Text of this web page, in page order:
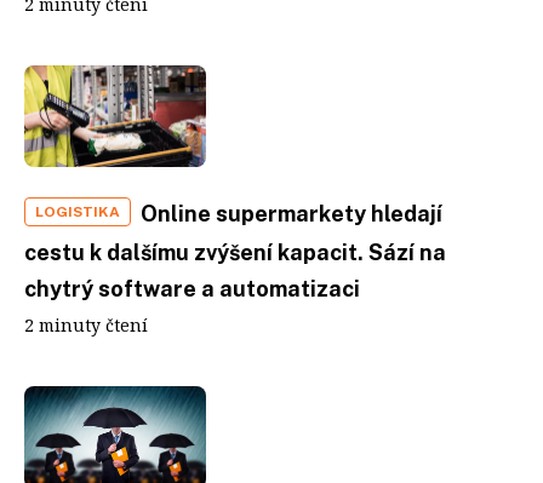
LOGISTIKA
Online supermarkety hledají
cestu k dalšímu zvýšení kapacit. Sází na
chytrý software a automatizaci
2 minuty čtení